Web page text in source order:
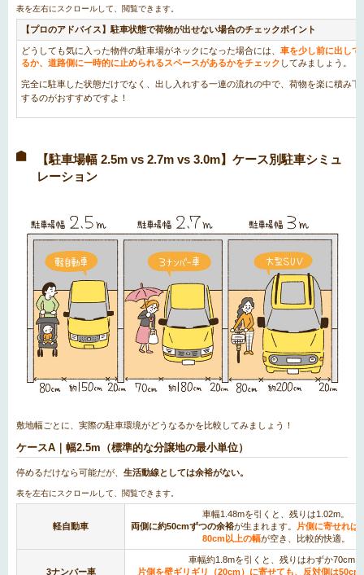
【プロのアドバイス】駐車状態で荷物が出せない場合のチェックポイント
どうしても気に入った物件の駐車場がネックになった場合には、 車を少し前に出して
るか、道路側に一時的に止められるスペースがあるかをチェック してみましょう。
完全に駐車した状態だけでなく、出し入れする一連の流れの中で、荷物を楽に積み下
するのがおすすめですよ！
【駐車場幅 2.5m vs 2.7m vs 3.0m】ケース別駐車シミュ
レーション
敷地幅ごとに、実際の駐車環境がどうなるかを比較してみましょう！
ケースA｜幅2.5m（標準的な分譲地の最小単位）
停めるだけなら可能だが、 生活動線としては余裕がない。
軽自動車
車幅1.48mを引くと、残りは1.02m。
両側に約50cmずつの余裕が生まれます。
片側に寄せれば
80cm以上の幅が空き、比較的快適。
3ナンバー車
車幅約1.8mを引くと、残りはわずか70cm。
片側を壁ギリギリ（20cm）に寄せても、反対側は50cm